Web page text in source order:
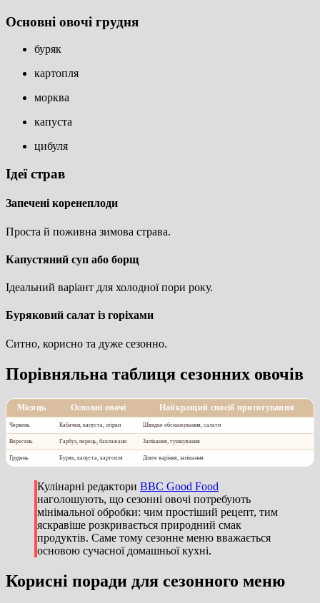
Основні овочі грудня
буряк
картопля
морква
капуста
цибуля
Ідеї страв
Запечені коренеплоди
Проста й поживна зимова страва.
Капустяний суп або борщ
Ідеальний варіант для холодної пори року.
Буряковий салат із горіхами
Ситно, корисно та дуже сезонно.
Порівняльна таблиця сезонних овочів
Місяць Основні овочі Найкращий спосіб приготування
Червень Кабачки, капуста, огірки Швидке обсмажування, салати
Вересень Гарбуз, перець, баклажани Запікання, тушкування
Грудень Буряк, капуста, картопля Довге варіння, запікання
Кулінарні редактори BBC Good Food
наголошують, що сезонні овочі потребують
мінімальної обробки: чим простіший рецепт, тим
яскравіше розкривається природний смак
продуктів. Саме тому сезонне меню вважається
основою сучасної домашньої кухні.
Корисні поради для сезонного меню